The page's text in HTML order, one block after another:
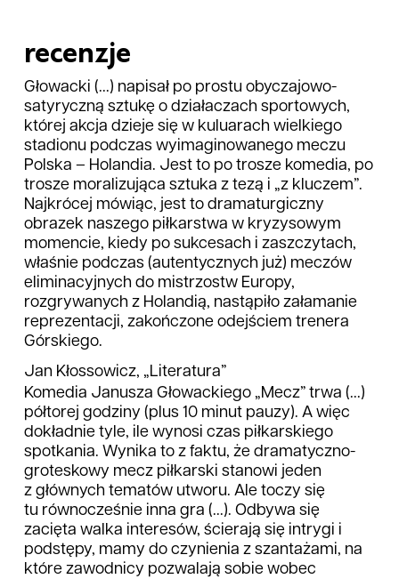
recenzje
Głowacki (...) napisał po prostu obyczajowo-
satyryczną sztukę o działaczach sportowych,
której akcja dzieje się w kuluarach wielkiego
stadionu podczas wyimaginowanego meczu
Polska – Holandia. Jest to po trosze komedia, po
trosze moralizująca sztuka z tezą i „z kluczem”.
Najkrócej mówiąc, jest to dramaturgiczny
obrazek naszego piłkarstwa w kryzysowym
momencie, kiedy po sukcesach i zaszczytach,
właśnie podczas (autentycznych już) meczów
eliminacyjnych do mistrzostw Europy,
rozgrywanych z Holandią, nastąpiło załamanie
reprezentacji, zakończone odejściem trenera
Górskiego.
Jan Kłossowicz, „Literatura”
Komedia Janusza Głowackiego „Mecz” trwa (...)
półtorej godziny (plus 10 minut pauzy). A więc
dokładnie tyle, ile wynosi czas piłkarskiego
spotkania. Wynika to z faktu, że dramatyczno-
groteskowy mecz piłkarski stanowi jeden
z głównych tematów utworu. Ale toczy się
tu równocześnie inna gra (...). Odbywa się
zacięta walka interesów, ścierają się intrygi i
podstępy, mamy do czynienia z szantażami, na
które zawodnicy pozwalają sobie wobec